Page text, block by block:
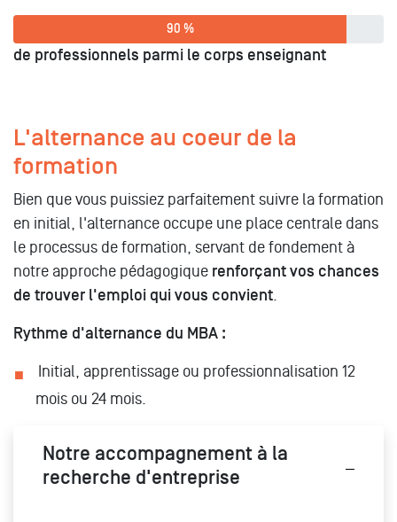
90 %
de professionnels parmi le corps enseignant
L'alternance au coeur de la
formation
Bien que vous puissiez parfaitement suivre la formation
en initial, l'alternance occupe une place centrale dans
le processus de formation, servant de fondement à
notre approche pédagogique renforçant vos chances
de trouver l'emploi qui vous convient.
Rythme d'alternance du MBA :
Initial, apprentissage ou professionnalisation 12
mois ou 24 mois.
Notre accompagnement à la
recherche d'entreprise